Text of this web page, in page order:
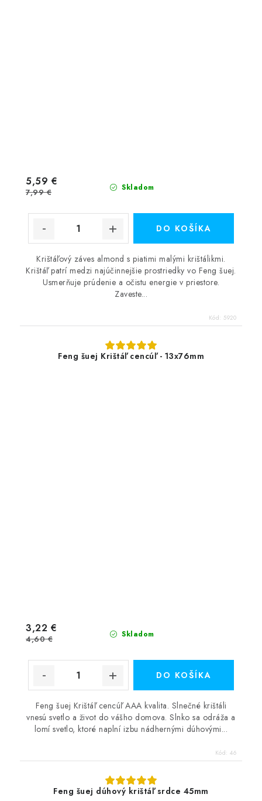
Skladom
5,59 €
7,99 €
DO KOŠÍKA
Krištáľový záves almond s piatimi malými krištálikmi.
Krištáľ patrí medzi najúčinnejšie prostriedky vo Feng šuej.
Usmerňuje prúdenie a očistu energie v priestore.
Zaveste...
Kód: 5920
Feng šuej Krištáľ cencúľ - 13x76mm
Skladom
3,22 €
4,60 €
DO KOŠÍKA
Feng šuej Krištáľ cencúľ AAA kvalita. Slnečné krištáli
vnesú svetlo a život do vášho domova. Slnko sa odráža a
lomí svetlo, ktoré naplní izbu nádhernými dúhovými...
Kód: 46
Feng šuej dúhový krištáľ srdce 45mm